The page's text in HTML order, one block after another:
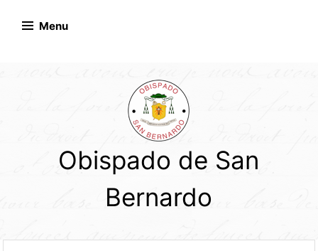
Menu
Obispado de San
Bernardo